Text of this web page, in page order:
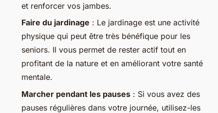
et renforcer vos jambes.
Faire du jardinage : Le jardinage est une activité
physique qui peut être très bénéfique pour les
seniors. Il vous permet de rester actif tout en
profitant de la nature et en améliorant votre santé
mentale.
Marcher pendant les pauses : Si vous avez des
pauses régulières dans votre journée, utilisez-les